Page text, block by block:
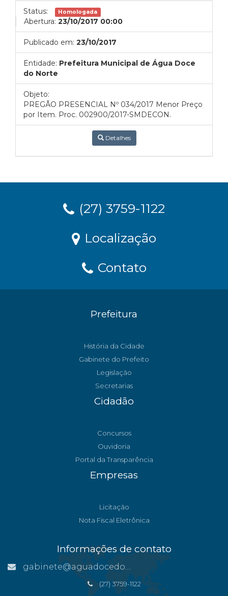
Status: Homologada
Abertura: 23/10/2017 00:00
Publicado em: 23/10/2017
Entidade: Prefeitura Municipal de Água Doce
do Norte
Objeto:
PREGÃO PRESENCIAL Nº 034/2017 Menor Preço
por Item. Proc. 002900/2017-SMDECON.
Detalhes
(27) 3759-1122
Localização
Contato
Prefeitura
História da Cidade
Gabinete do Prefeito
Legislação
Secretarias
Cidadão
Concursos
Ouvidoria
Portal da Transparência
Empresas
Licitação
Nota Fiscal Eletrônica
Informações de contato
gabinete@aguadocedonorte.es.gov.br
(27) 3759-1122